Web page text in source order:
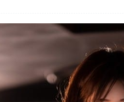
[XIUREN秀人网]2022.08.26
[Xiuren秀人网]2024.05.23
鬼畜瑶在不在w – NO.59 巫女